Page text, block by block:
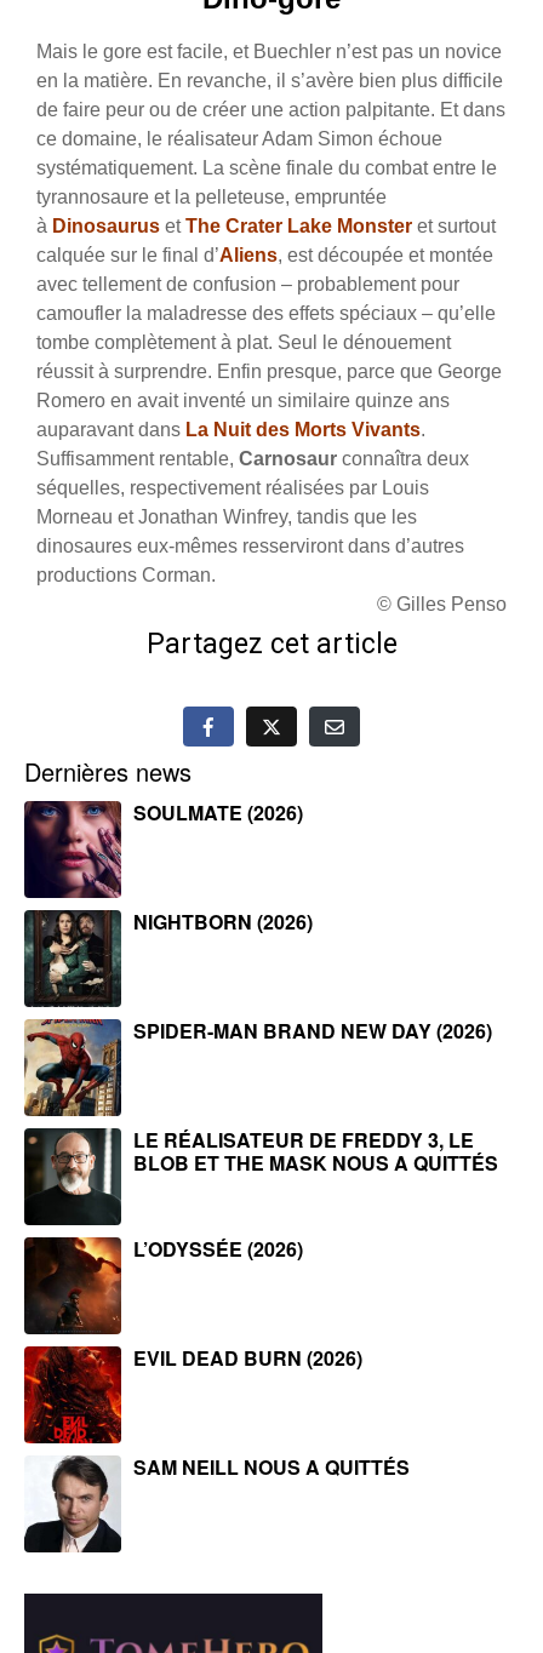
Mais le gore est facile, et Buechler n’est pas un novice
en la matière. En revanche, il s’avère bien plus difficile
de faire peur ou de créer une action palpitante. Et dans
ce domaine, le réalisateur Adam Simon échoue
systématiquement. La scène finale du combat entre le
tyrannosaure et la pelleteuse, empruntée
à Dinosaurus etThe Crater Lake Monster et surtout
calquée sur le final d’Aliens, est découpée et montée
avec tellement de confusion – probablement pour
camoufler la maladresse des effets spéciaux – qu’elle
tombe complètement à plat. Seul le dénouement
réussit à surprendre. Enfin presque, parce que George
Romero en avait inventé un similaire quinze ans
auparavant dans La Nuit des Morts Vivants.
Suffisamment rentable, Carnosaur connaîtra deux
séquelles, respectivement réalisées par Louis
Morneau et Jonathan Winfrey, tandis que les
dinosaures eux-mêmes resserviront dans d’autres
productions Corman.
© Gilles Penso
Partagez cet article
Dernières news
SOULMATE (2026)
NIGHTBORN (2026)
SPIDER-MAN BRAND NEW DAY (2026)
LE RÉALISATEUR DE FREDDY 3, LE
BLOB ET THE MASK NOUS A QUITTÉS
L’ODYSSÉE (2026)
EVIL DEAD BURN (2026)
SAM NEILL NOUS A QUITTÉS